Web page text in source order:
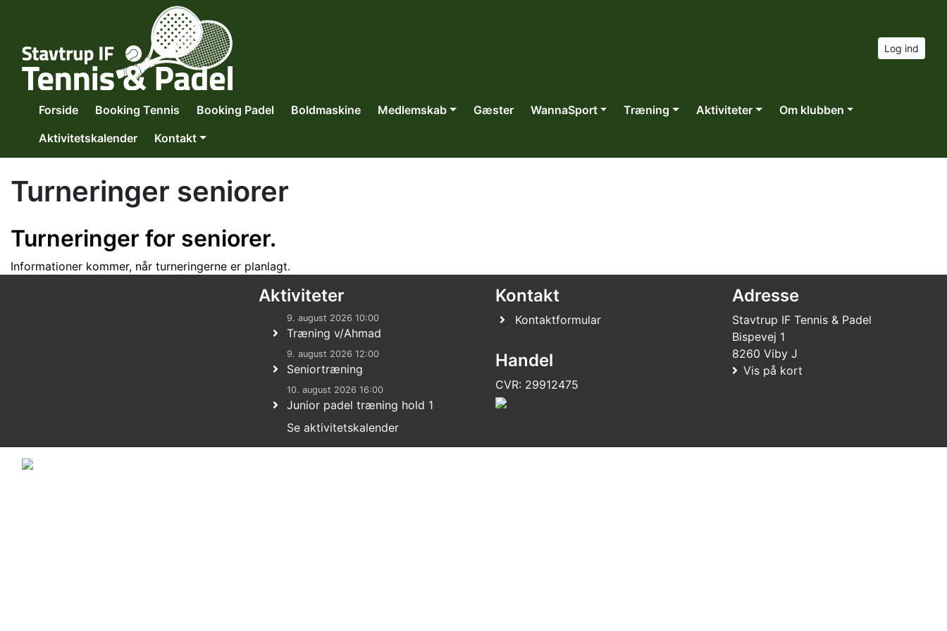
Log ind
Forside Booking Tennis Booking Padel Boldmaskine Medlemskab Gæster WannaSport Træning Aktiviteter
Om klubben
Aktivitetskalender
Kontakt
Turneringer seniorer
Turneringer for seniorer.
Informationer kommer, når turneringerne er planlagt.
Aktiviteter
9. august 2026 10:00
Træning v/Ahmad
9. august 2026 12:00
Seniortræning
10. august 2026 16:00
Junior padel træning hold 1
Se aktivitetskalender
Kontakt
Kontaktformular
Handel
CVR: 29912475
Adresse
Stavtrup IF Tennis & Padel
Bispevej 1
8260 Viby J
Vis på kort